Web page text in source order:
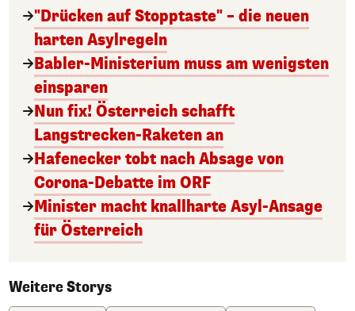
"Drücken auf Stopptaste" – die neuen
harten Asylregeln
Babler-Ministerium muss am wenigsten
einsparen
Nun fix! Österreich schafft
Langstrecken-Raketen an
Hafenecker tobt nach Absage von
Corona-Debatte im ORF
Minister macht knallharte Asyl-Ansage
für Österreich
Weitere Storys